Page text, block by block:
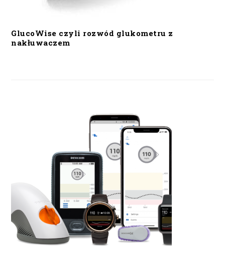
GlucoWise czyli rozwód glukometru z
nakłuwaczem